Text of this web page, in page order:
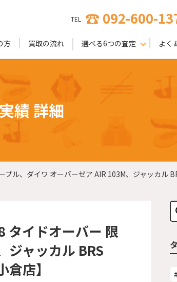
TEL 092-600-
方 買取の流れ 選べる6つの査定 よく
績 詳細
ダイワ オーバーゼア AIR 103M、ジャッカル BRS BRS-
タイドオーバー 限
ジャッカル BRS
店】